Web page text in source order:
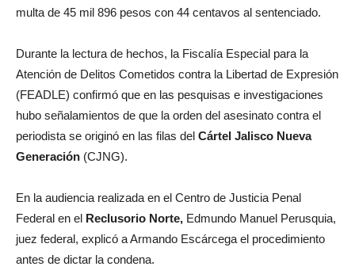
multa de 45 mil 896 pesos con 44 centavos al sentenciado.
Durante la lectura de hechos, la Fiscalía Especial para la
Atención de Delitos Cometidos contra la Libertad de Expresión
(FEADLE) confirmó que en las pesquisas e investigaciones
hubo señalamientos de que la orden del asesinato contra el
periodista se originó en las filas del Cártel Jalisco Nueva
Generación (CJNG).
En la audiencia realizada en el Centro de Justicia Penal
Federal en el Reclusorio Norte, Edmundo Manuel Perusquia,
juez federal, explicó a Armando Escárcega el procedimiento
antes de dictar la condena.